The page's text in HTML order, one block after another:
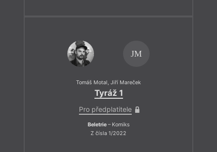
JM
Tomáš Motal Jiří Mareček
Tyráž 1
Pro předplatitele
Beletrie– Komiks
Z čísla 1/2022